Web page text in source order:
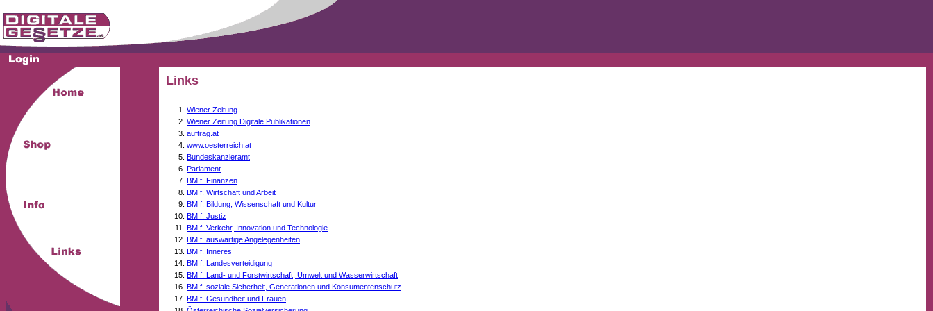
Links
Wiener Zeitung
Wiener Zeitung Digitale Publikationen
auftrag.at
www.oesterreich.at
Bundeskanzleramt
Parlament
BM f. Finanzen
BM f. Wirtschaft und Arbeit
BM f. Bildung, Wissenschaft und Kultur
BM f. Justiz
BM f. Verkehr, Innovation und Technologie
BM f. auswärtige Angelegenheiten
BM f. Inneres
BM f. Landesverteidigung
BM f. Land- und Forstwirtschaft, Umwelt und Wasserwirtschaft
BM f. soziale Sicherheit, Generationen und Konsumentenschutz
BM f. Gesundheit und Frauen